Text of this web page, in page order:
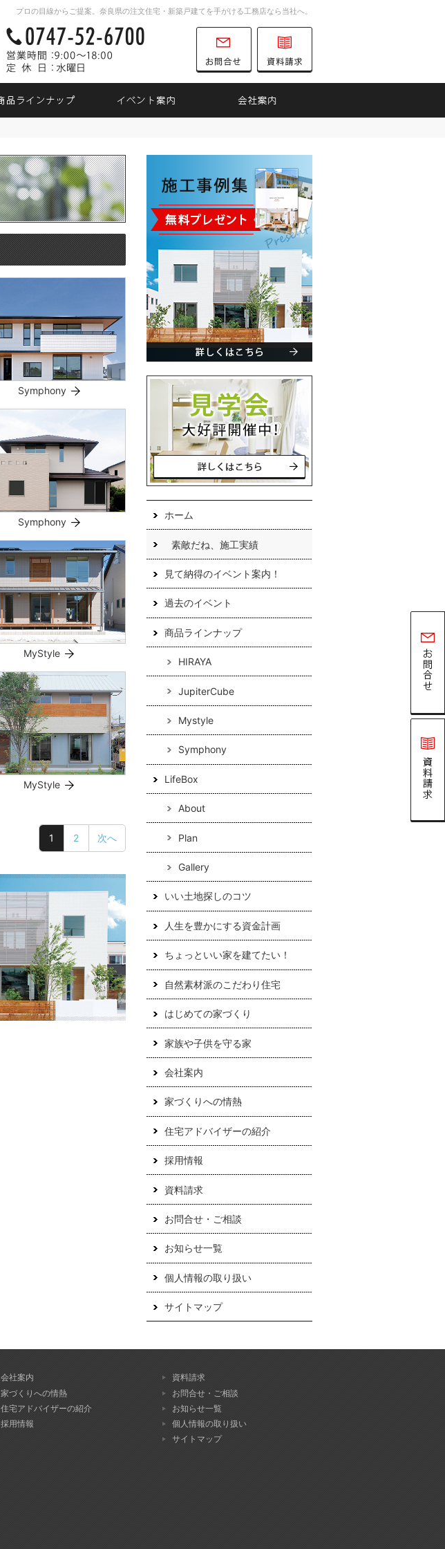
プロの目線からご提案。奈良県の注文住宅・新築戸建てを手がける工務店なら当社へ。
Symphony
Symphony
MyStyle
MyStyle
1 2 次へ
ホーム
素敵だね、施工実績
見て納得のイベント案内！
過去のイベント
商品ラインナップ
HIRAYA
JupiterCube
Mystyle
Symphony
LifeBox
About
Plan
Gallery
いい土地探しのコツ
人生を豊かにする資金計画
ちょっといい家を建てたい！
自然素材派のこだわり住宅
はじめての家づくり
家族や子供を守る家
会社案内
家づくりへの情熱
住宅アドバイザーの紹介
採用情報
資料請求
お問合せ・ご相談
お知らせ一覧
個人情報の取り扱い
サイトマップ
0747-52-6700
営業時間
9:00～18:00
定休日
水曜日 お問合せ
会社案内
家づくりへの情熱
住宅アドバイザーの紹介
採用情報
資料請求
お問合せ・ご相談
お知らせ一覧
個人情報の取り扱い
サイトマップ